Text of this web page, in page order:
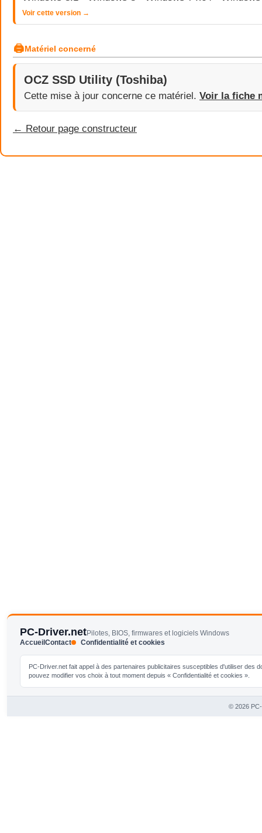
Voir cette version →
🖨Matériel concerné
OCZ SSD Utility (Toshiba)
Cette mise à jour concerne ce matériel. Voir la fiche
← Retour page constructeur
PC-Driver.netPilotes, BIOS, firmwares et logiciels Windows
AccueilContact Confidentialité et cookies
PC-Driver.net fait appel à des partenaires publicitaires susceptibles d'utiliser
pouvez modifier vos choix à tout moment depuis « Confidentialité et cookies ».
© 2026